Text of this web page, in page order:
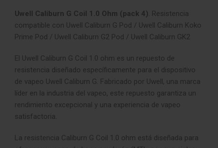
Uwell Caliburn G Coil 1.0 Ohm (pack 4). Resistencia
compatible con Uwell Caliburn G Pod / Uwell Caliburn Koko
Prime Pod / Uwell Caliburn G2 Pod / Uwell Caliburn GK2
El Uwell Caliburn G Coil 1.0 ohm es un repuesto de
resistencia diseñado específicamente para el dispositivo
de vapeo Uwell Caliburn G. Fabricado por Uwell, una marca
líder en la industria del vapeo, este repuesto garantiza un
rendimiento excepcional y una experiencia de vapeo
satisfactoria.
La resistencia Caliburn G Coil 1.0 ohm está diseñada para